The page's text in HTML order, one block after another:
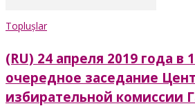
Toplușlar
(RU) 24 апреля 2019 года в
очередное заседание
избирательной комиссии